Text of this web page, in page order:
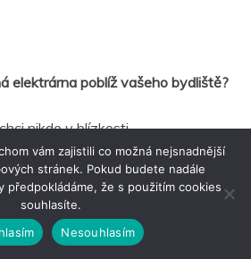
elektrárna poblíž vašeho bydliště?
nikde v blízkosti
větrníky
názor
vám zajistili co možná nejsnadnější
stránek. Pokud budete nadále
předpokládáme, že s použitím cookies
souhlasíte.
Nesouhlasím